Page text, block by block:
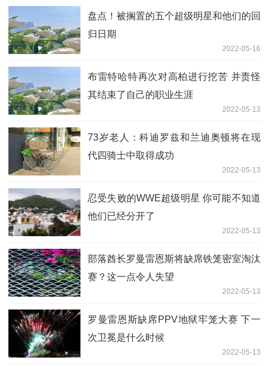
盘点！被搁置的五个超级明星和他们的回
归日期
2022-05-16
布雷特哈特再次对高柏进行挖苦 并责怪
其结束了自己的职业生涯
2022-05-13
73岁老人：科迪罗兹和兰迪奥顿将在现
代四骑士中取得成功
2022-05-13
忍受失败的WWE超级明星 你可能不知道
他们已经分开了
2022-05-13
部落酋长罗曼雷恩斯将缺席铁笼密室淘汰
赛？这一点令人失望
2022-05-13
罗曼雷恩斯缺席PPV地狱牢笼大赛 下一
次卫冕是什么时候
2022-05-13